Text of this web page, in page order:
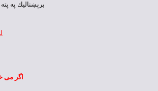
برېښناليك په
اگر می